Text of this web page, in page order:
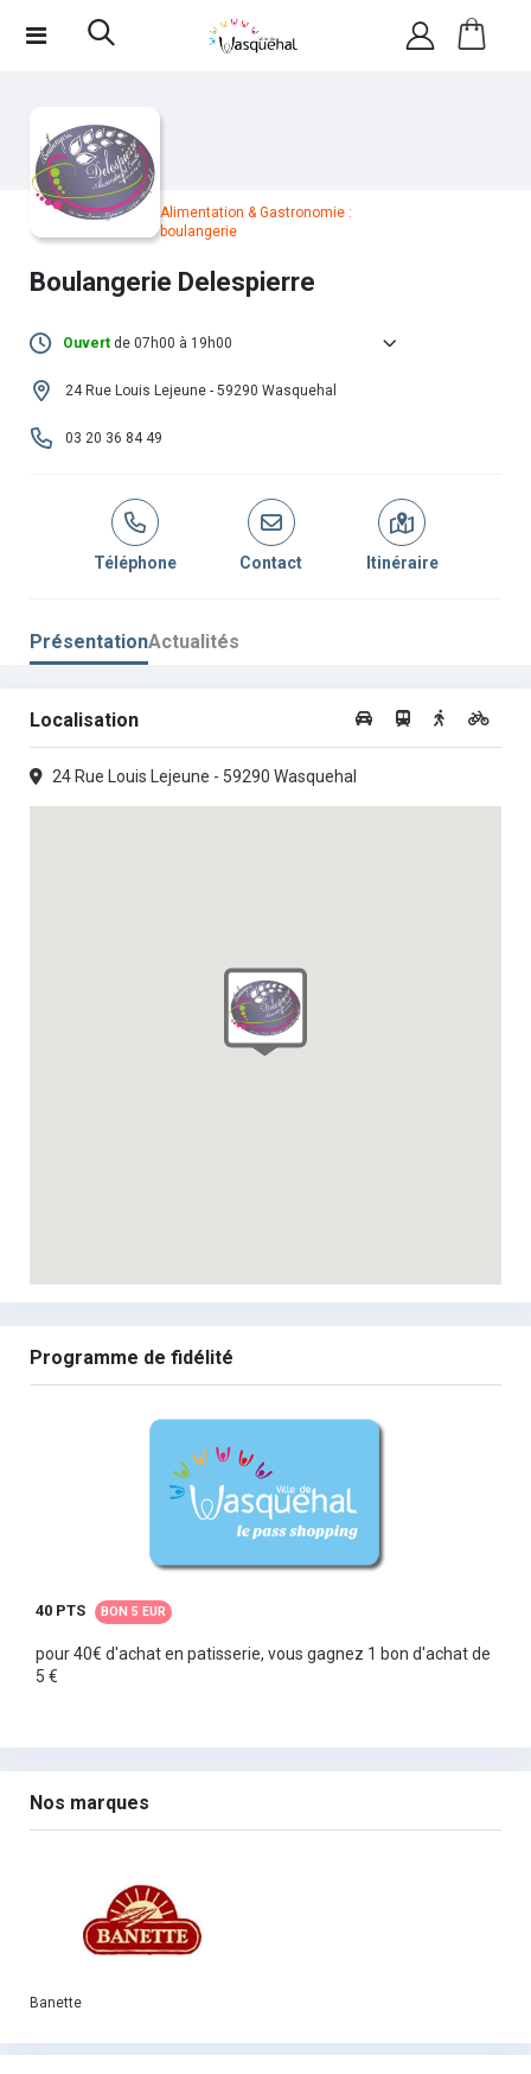
Alimentation & Gastronomie :
boulangerie
Boulangerie Delespierre
Ouvert de 07h00 à 19h00
Lundi : Fermé
Mardi :
Jeudi : 07h00 - 19h00
Vendredi : 07h00 - 19h00
Dimanche : 07h00 - 12h30
24 Rue Louis Lejeune - 59290 Wasquehal
03 20 36 84 49
Téléphone Contact Itinéraire
PrésentationActualités
Localisation
24 Rue Louis Lejeune - 59290 Wasquehal
Programme de fidélité
40 PTS BON 5 EUR
pour 40€ d'achat en patisserie, vous gagnez 1 bon d'achat de
5 €
Nos marques
Banette